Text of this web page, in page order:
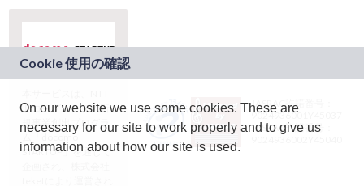
ドコモグループの新
規事業創出プログラ
ム「docomo
STARTUP」を通じて
JASRAC許諾番号：
9024936001Y45037
JASRAC許諾番号：
On our website we use some cookies. These are
necessary for our site to work properly and to give us
information about how our site is used.